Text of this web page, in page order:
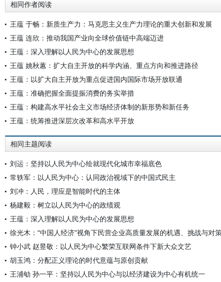
相同作者阅读
王蕴 于畅：新质生产力：马克思主义生产力理论的重大创新和发展
王蕴 连欣：推动我国产业向全球价值链中高端迈进
王蕴：深入理解以人民为中心的发展思想
王蕴 姚秋蕙：扩大自主开放的科学内涵、重点方向和推进路径
王蕴：以扩大自主开放为重点促进国内国际市场开放联通
王蕴：准确把握全面提振消费的务实举措
王蕴：构建高水平社会主义市场经济体制的新形势和新任务
王蕴：统筹推进深层次改革和高水平开放
相同主题阅读
刘运：坚持以人民为中心绘就现代化城市幸福底色
常轶军：以人民为中心：认同政治视域下的中国式民主
刘冲：人民，理应是智能时代的主体
杨建毅：树立以人民为中心的政绩观
王蕴：深入理解以人民为中心的发展思想
徐光木：“中国人经济”视角下民营企业高质量发展的机遇、挑战与对
钟小武 赵昱敬：以人民为中心繁荣互联网条件下新大众文艺
胡玉鸿：分配正义理论的时代意蕴与原创贡献
王浦劬 孙一平：坚持以人民为中心与以经济建设为中心有机统一